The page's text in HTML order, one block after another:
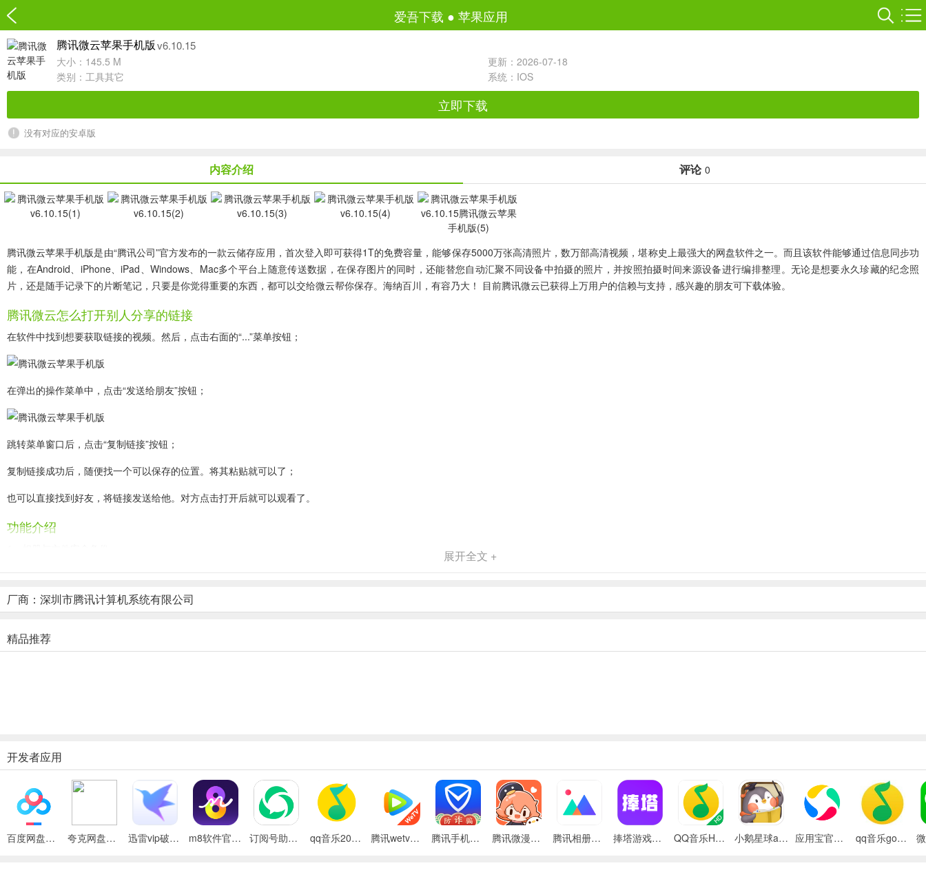
爱吾下载 ● 苹果应用
腾讯微云苹果手机版 v6.10.15
大小：145.5 M
更新：2026-07-18
类别： 工具其它 系统：IOS
立即下载
没有对应的安卓版
内容介绍 评论 0
腾讯微云苹果手机版是由“腾讯公司”官方发布的一款云储存应用，首次登入即可获得1T的免费容量，能够保存5000万张高清照片，数万部高清视频，堪称史上最强大的网盘软件之一。而且该软件能够通过信息同步功
能，在Android、iPhone、iPad、Windows、Mac多个平台上随意传送数据，在保存图片的同时，还能替您自动汇聚不同设备中拍摄的照片，并按照拍摄时间来源设备进行编排整理。无论是想要永久珍藏的纪念照
片，还是随手记录下的片断笔记，只要是你觉得重要的东西，都可以交给微云帮你保存。海纳百川，有容乃大！ 目前腾讯微云已获得上万用户的信赖与支持，感兴趣的朋友可下载体验。
腾讯微云怎么打开别人分享的链接
在软件中找到想要获取链接的视频。然后，点击右面的“...”菜单按钮；
在弹出的操作菜单中，点击“发送给朋友”按钮；
跳转菜单窗口后，点击“复制链接”按钮；
复制链接成功后，随便找一个可以保存的位置。将其粘贴就可以了；
也可以直接找到好友，将链接发送给他。对方点击打开后就可以观看了。
功能介绍
2、Office文档在线同步编辑：
3、支持压缩包预览：
更新日志
v6.10.15版本
修复已知问题，优化用户体验。
展开全文 +
厂商：深圳市腾讯计算机系统有限公司
精品推荐
开发者应用
百度网盘绿色免安装Pc电脑版 夸克网盘官方正式版 迅雷vip破解版永久会员2024版 m8软件官方版 订阅号助手安卓版 qq音乐2024最新版本 腾讯wetv视频app 腾讯手机管家2020最新版 腾讯微漫漫画(腾讯动漫) 腾讯相册管家app 捧塔游戏剪辑软件 QQ音乐HD安卓 小鹅星球app 应用宝官方版app qq音乐google play版